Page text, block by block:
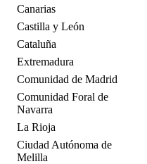
Canarias
Castilla y León
Cataluña
Extremadura
Comunidad de Madrid
Comunidad Foral de
Navarra
La Rioja
Ciudad Autónoma de
Melilla